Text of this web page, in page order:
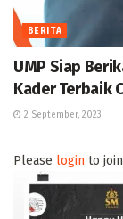
BERITA
UMP Siap
Kader Terbaik
2 September, 2023
Please login to